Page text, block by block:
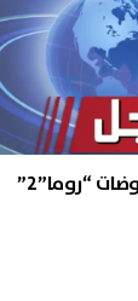
“روما”2”